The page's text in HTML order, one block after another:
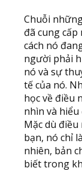
Chuỗi
đã cung cấp
cách nó
người phải
nó và sự
tế của nó.
học về điều
nhìn và
Mặc dù điều
bạn, nó chỉ
nhiên, bản
biết trong